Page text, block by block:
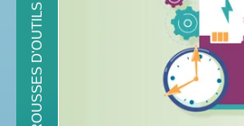
TROUSSES D'OUTILS